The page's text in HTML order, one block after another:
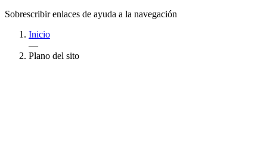
Sobrescribir enlaces de ayuda a la navegación
Inicio
—
Plano del sito